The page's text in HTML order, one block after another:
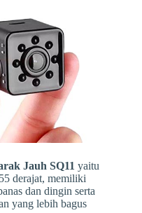
Jauh SQ11 yaitu
derajat, memiliki
dan dingin serta
yang lebih bagus